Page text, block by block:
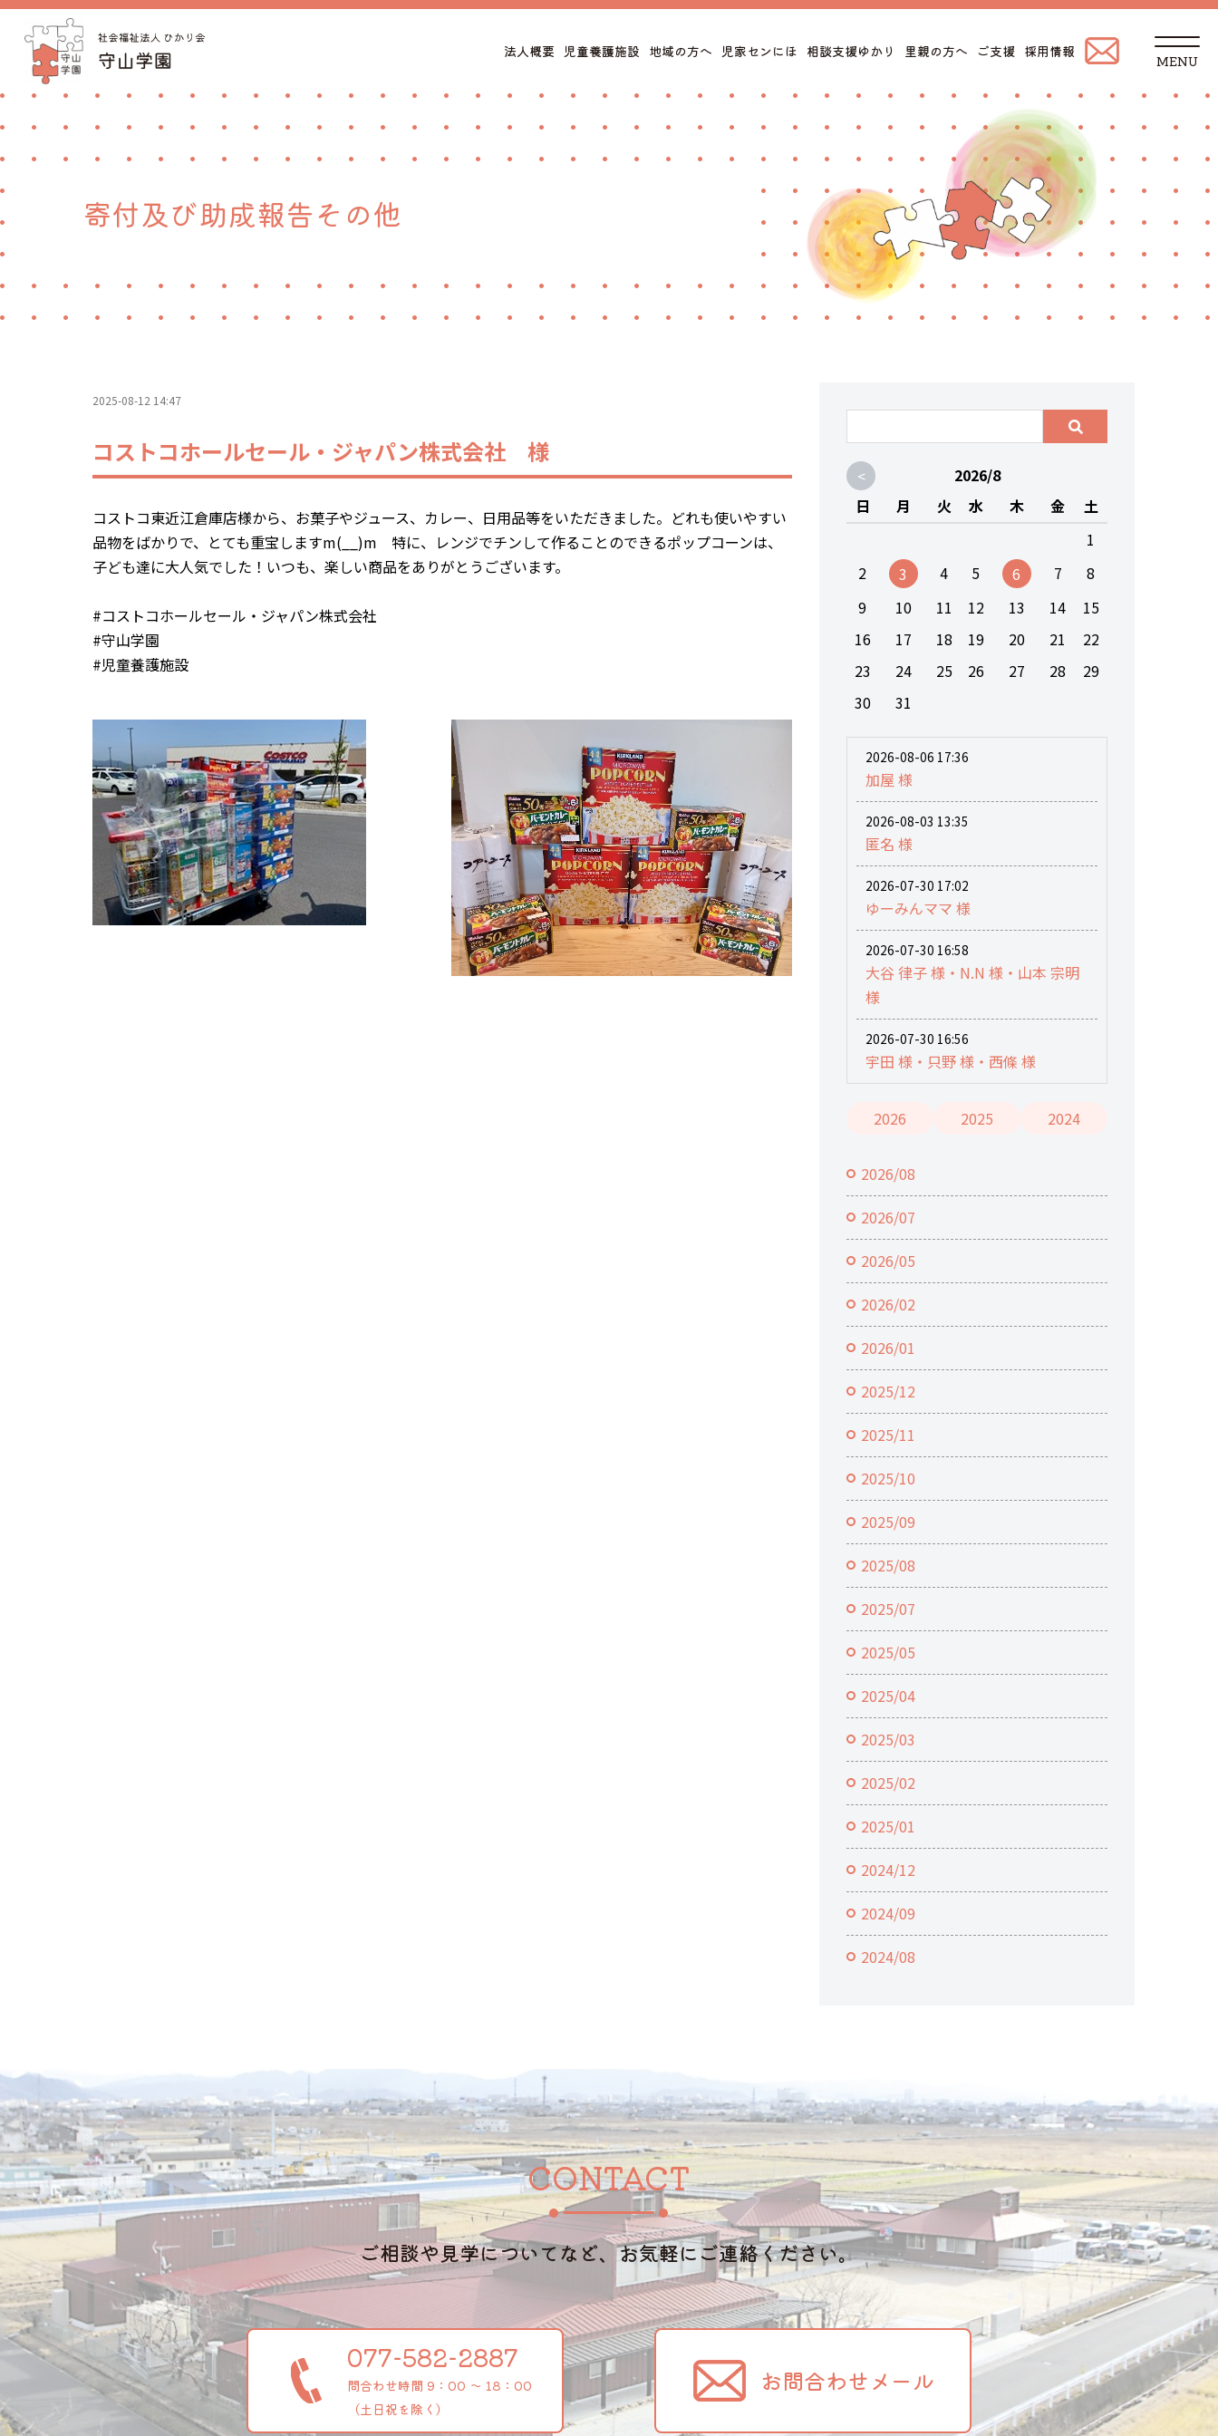
法人概要 児童養護施設 地域の方へ 児家センにほ 相談支援ゆかり 里親の方へ ご支援 採用情報
t
o
g
l
n
i
a
i
子育て短期支援事業
里親支援センターしが 湖南支部
後援会
お問合わせ Q&A
寄付及び助成報告その他
2025-08-12 14:47
コストコホールセール・ジャパン株式会社 様
コストコ東近江倉庫店様から、お菓子やジュース、カレー、日用品等をいただきました。どれも使いやすい
品物をばかりで、とても重宝しますm(__)m 特に、レンジでチンして作ることのできるポップコーンは、
子ども達に大人気でした！いつも、楽しい商品をありがとうございます。
#コストコホールセール・ジャパン株式会社
#守山学園
#児童養護施設
<
2026/8
日
月 火 水 木 金
土
1
2
3 4 5 6 7
8
9
10 11 12 13 14
15
16
17 18 19 20 21
22
23
24 25 26 27 28
29
30
31
2026-08-06 17:36
加屋 様
2026-08-03 13:35
匿名 様
2026-07-30 17:02
ゆーみんママ 様
2026-07-30 16:58
大谷 律子 様・N.N 様・山本 宗明
様
2026-07-30 16:56
宇田 様・只野 様・西條 様
2026 2025 2024
2026/08
2026/07
2026/05
2026/02
2026/01
2025/12
2025/11
2025/10
2025/09
2025/08
2025/07
2025/05
2025/04
2025/03
2025/02
2025/01
2024/12
2024/09
2024/08
CONTACT
ご相談や見学についてなど、お気軽にご連絡ください。
077-582-2887
問合わせ時間 9：00 ～ 18：00
（土日祝を除く）
お問合わせメール